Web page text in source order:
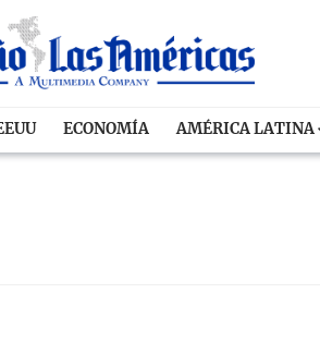
ECONOMÍA AMÉRICA LATINA